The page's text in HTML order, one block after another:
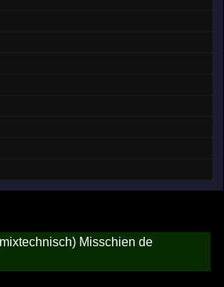
Misschien de